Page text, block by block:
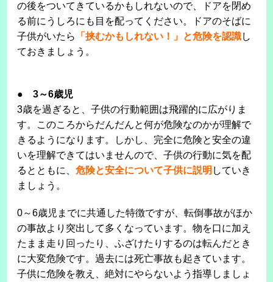
の後をついてきているかもしれないので、ドアを閉め
る前にうしろにも目を配ってください。ドアのそばに
子供がいたら
「挟むかもしれない！」と危険を認識し
ておきましょう。
●3～6歳児
3歳を過ぎると、子供の行動範囲は飛躍的に広がりま
す。このころからだんだんと何が危険なのかが理解で
きるようになります。しかし、完全に危険と安全の違
いを理解できてはいませんので、子供の行動に気を配
るとともに、危険と安全について子供に説明 していき
ましょう。
0～6歳児までに共通した特徴ですが、転倒事故がほか
の事故より突出して多くなっています。物を口に加え
たまま走り回ったり、ふざけたりするのは転んだとき
に大変危険です。過去には死亡事故も起きています。
子供に危険を教え、絶対にやらないよう指導しましょ